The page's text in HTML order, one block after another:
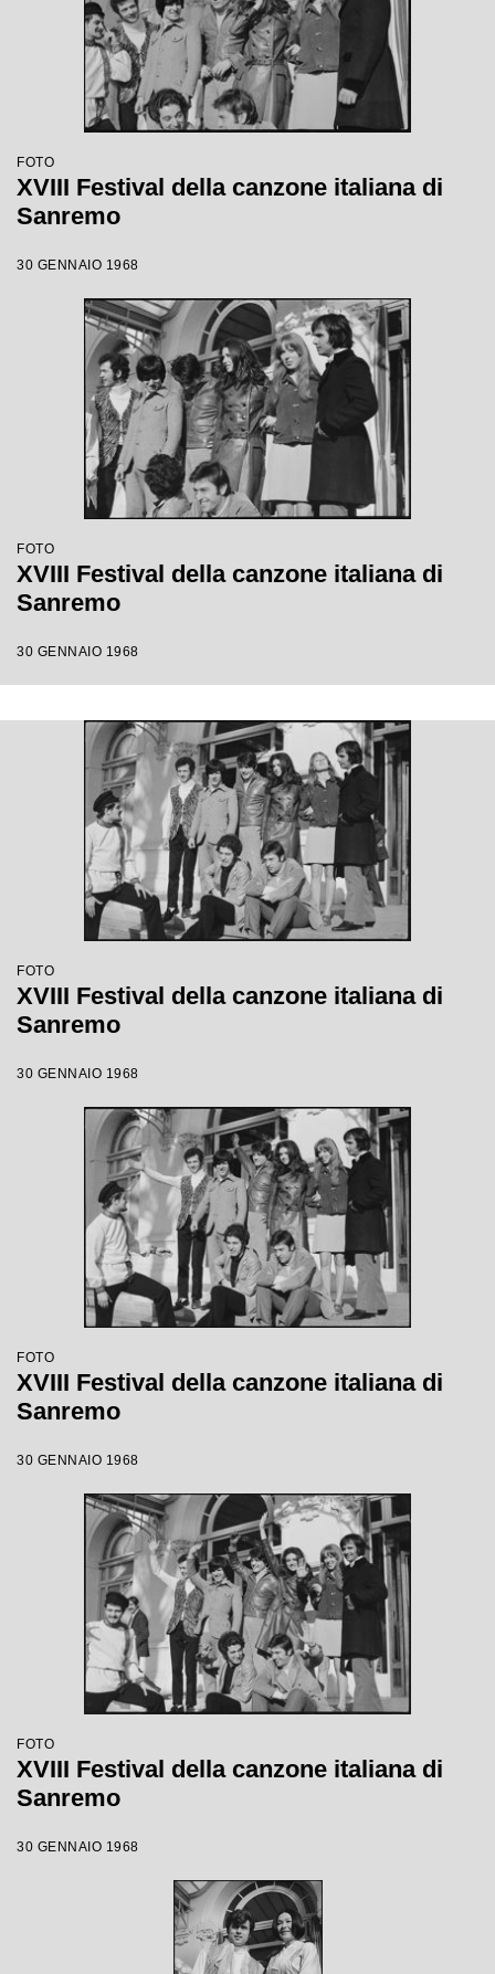
FOTO
XVIII Festival della canzone italiana di
Sanremo
30 GENNAIO 1968
FOTO
XVIII Festival della canzone italiana di
Sanremo
30 GENNAIO 1968
FOTO
XVIII Festival della canzone italiana di
Sanremo
30 GENNAIO 1968
FOTO
XVIII Festival della canzone italiana di
Sanremo
30 GENNAIO 1968
FOTO
XVIII Festival della canzone italiana di
Sanremo
30 GENNAIO 1968